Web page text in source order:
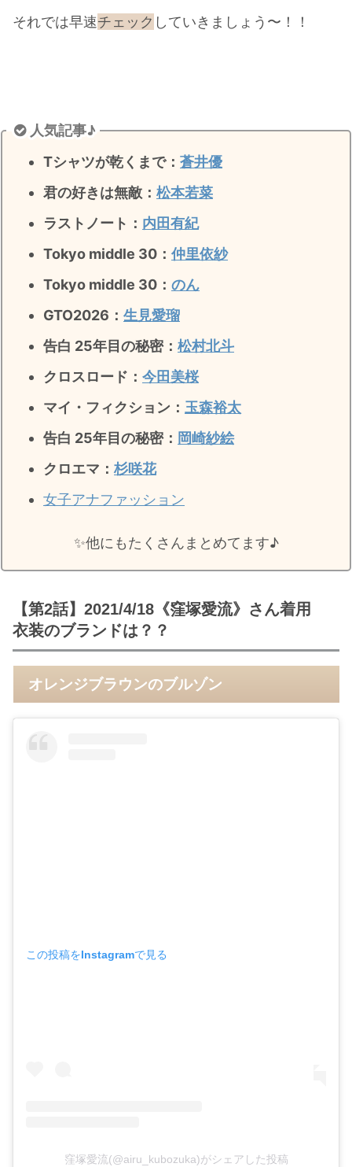
それでは早速チェック していきましょう〜！！
人気記事♪
Tシャツが乾くまで： 蒼井優
君の好きは無敵 ： 松本若菜
ラストノート ： 内田有紀
Tokyo middle 30： 仲里依紗
Tokyo middle 30： のん
GTO2026： 生見愛瑠
告白 25年目の秘密： 松村北斗
クロスロード： 今田美桜
マイ・フィクション： 玉森裕太
告白 25年目の秘密： 岡崎紗絵
クロエマ： 杉咲花
女子アナファッション
✨️他にもたくさんまとめてます♪
【第2話】2021/4/18《窪塚愛流》さん着用
衣装のブランドは？？
オレンジブラウンのブルゾン
この投稿をInstagramで見る
窪塚愛流(@airu_kubozuka)がシェアした投稿